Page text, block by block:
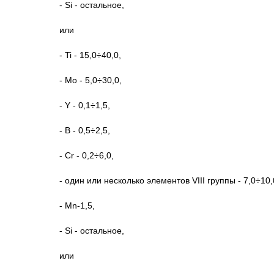
- Si - остальное,
или
- Ti - 15,0÷40,0,
- Мо - 5,0÷30,0,
- Y - 0,1÷1,5,
- В - 0,5÷2,5,
- Cr - 0,2÷6,0,
- один или несколько элементов VIII группы -
- Mn-1,5,
- Si - остальное,
или